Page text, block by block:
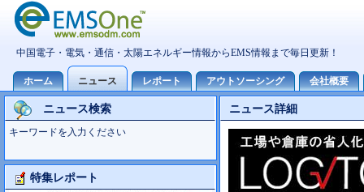
ニュース検索
キーワードを入力ください
特集レポート
ニュース詳細